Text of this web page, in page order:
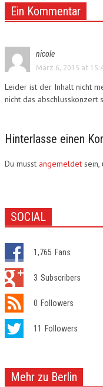
Ein Kommentar
nicole
März 6, 2015 at
Leider ist der Inhalt nicht
nicht das abschlusskonzert
Hinterlasse einen
Du musst angemeldet sein,
SOCIAL
1,765 Fans
3 Subscribers
0 Followers
11 Followers
Mehr zu Berlin